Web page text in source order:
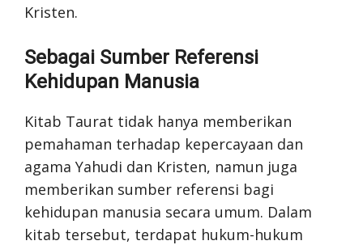
Kristen.
Sebagai Sumber Referensi
Kehidupan Manusia
Kitab Taurat tidak hanya memberikan
pemahaman terhadap kepercayaan dan
agama Yahudi dan Kristen, namun juga
memberikan sumber referensi bagi
kehidupan manusia secara umum. Dalam
kitab tersebut, terdapat hukum-hukum